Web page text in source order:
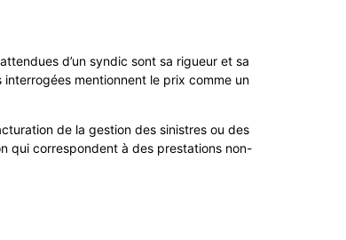
d’un syndic sont sa rigueur et sa
interrogées mentionnent le prix comme un
de la gestion des sinistres ou des
qui correspondent à des prestations non-